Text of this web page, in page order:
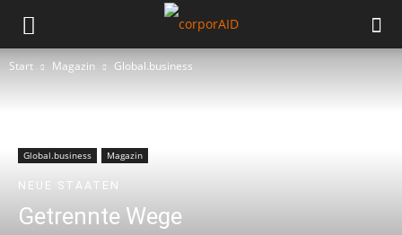
Start Magazin Global.business
Global.business Magazin
NEUE STAATEN
Getrennte Wege